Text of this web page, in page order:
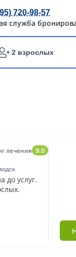
720-98-57
служба
2 взрослых
лечения 9.0
до услуг.